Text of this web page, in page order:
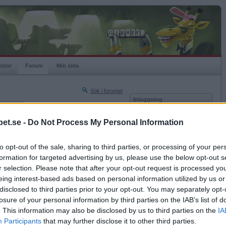
- Do Not Process My Personal Information
opt-out of the sale, sharing to third parties, or processing of your
for targeted advertising by us, please use the below opt-out
selection. Please note that after your opt-out request is processed
interest-based ads based on personal information utilized by us
to third parties prior to your opt-out. You may separately
of your personal information by third parties on the IAB’s list of
This information may also be disclosed by us to third parties on the
Participants that may further disclose it to other third parties.
Forum Min sida
Sök i forumet
Nästa sida »
2016-09-05 13:19
Inloggning
Kom ihåg mig
Glömt ditt lösenord?
Få ny aktiveringslänk
Betapet är gratis!